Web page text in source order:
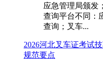
应急管理局颁发
查询平台不同：
查询；叉车...
2026河北叉车证考试
规范要点